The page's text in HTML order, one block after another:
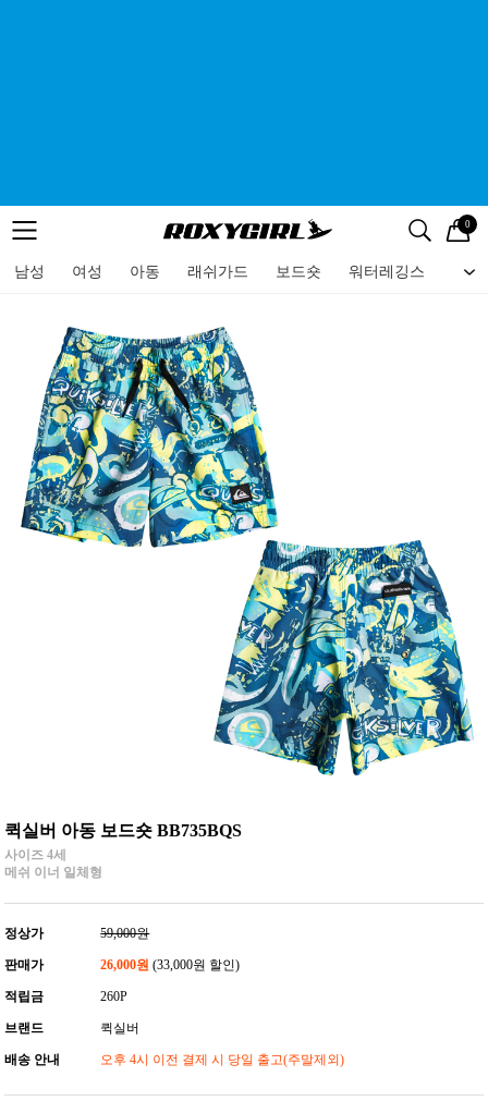
메뉴 검색
로고 0
남성 여성 아동 래쉬가드 보드숏 워터레깅스 비
메뉴
퀵실버 아동 보드숏 BB735BQS
사이즈 4세
메쉬 이너 일체형
정상가 59,000원
판매가 26,000원 (33,000원 할인)
적립금 260P
브랜드 퀵실버
배송 안내 오후 4시 이전 결제 시 당일 출고(주말제외)